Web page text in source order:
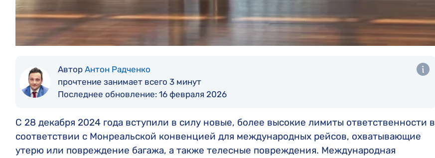
Автор Антон Радченко
прочтение занимает всего 3 минут
Последнее обновление: 16 февраля 2026
С 28 декабря 2024 года вступили в силу новые, более высокие лимиты ответственности в
соответствии с Монреальской конвенцией для международных рейсов, охватывающие
утерю или повреждение багажа, а также телесные повреждения. Международная